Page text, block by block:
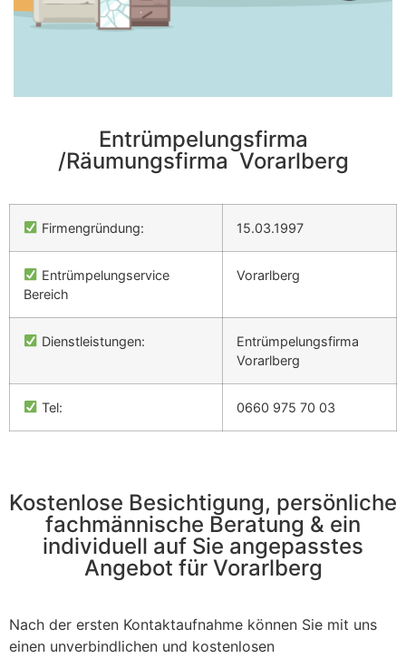
Entrümpelungsfirma
/Räumungsfirma Vorarlberg
Firmengründung: 15.03.1997
Entrümpelungservice
Bereich
Vorarlberg
Dienstleistungen:
Entrümpelungsfirma
Vorarlberg
Tel: 0660 975 70 03
Kostenlose Besichtigung, persönliche
fachmännische Beratung & ein
individuell auf Sie angepasstes
Angebot für Vorarlberg
Nach der ersten Kontaktaufnahme können Sie mit uns
einen unverbindlichen und kostenlosen